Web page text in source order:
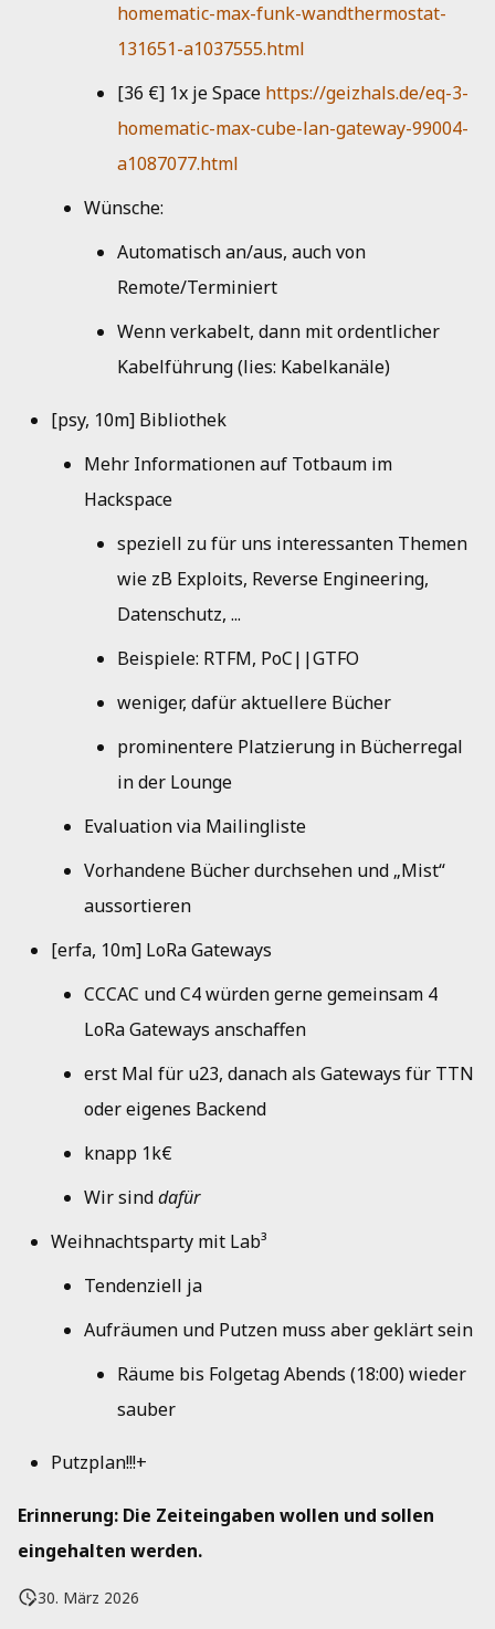
homematic-max-funk-wandthermostat-
131651-a1037555.html
[36 €] 1x je Space https://geizhals.de/eq-3-
homematic-max-cube-lan-gateway-99004-
a1087077.html
Wünsche:
Automatisch an/aus, auch von
Remote/Terminiert
Wenn verkabelt, dann mit ordentlicher
Kabelführung (lies: Kabelkanäle)
[psy, 10m] Bibliothek
Mehr Informationen auf Totbaum im
Hackspace
speziell zu für uns interessanten Themen
wie zB Exploits, Reverse Engineering,
Datenschutz, ...
Beispiele: RTFM, PoC||GTFO
weniger, dafür aktuellere Bücher
prominentere Platzierung in Bücherregal
in der Lounge
Evaluation via Mailingliste
Vorhandene Bücher durchsehen und „Mist“
aussortieren
[erfa, 10m] LoRa Gateways
CCCAC und C4 würden gerne gemeinsam 4
LoRa Gateways anschaffen
erst Mal für u23, danach als Gateways für TTN
oder eigenes Backend
knapp 1k€
Wir sinddafür
Weihnachtsparty mit Lab³
Tendenziell ja
Aufräumen und Putzen muss aber geklärt sein
Räume bis Folgetag Abends (18:00) wieder
sauber
Putzplan!!!+
Erinnerung: Die Zeiteingaben wollen und sollen
eingehalten werden.
30. März 2026